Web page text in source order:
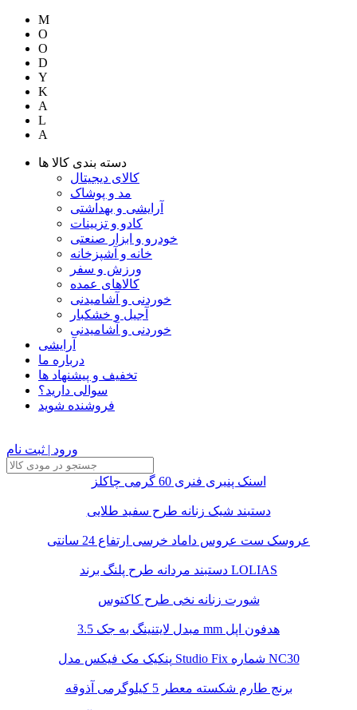
M
O
O
D
Y
K
A
L
A
دسته بندی کالا ها
کالای دیجیتال
مد و پوشاک
آرایشی و بهداشتی
کادو و تزیینات
خودرو و ابزار صنعتی
خانه و آشپزخانه
ورزش و سفر
کالاهای عمده
خوردنی و آشامیدنی
آجیل و خشکبار
خوردنی و آشامیدنی
آرایشی
درباره ما
تخفیف و پیشنهاد ها
سوالی دارید؟
فروشنده شوید
ورود | ثبت نام
اسنک پنیری فنری 60 گرمی چاکلز
دستبند شیک زنانه طرح سفید طلایی
عروسک ست عروس داماد خرسی ارتفاع 24 سانتی
دستبند مردانه طرح پلنگ برند LOLIAS
شورت زنانه نخی طرح کاکتوس
مبدل لایتنینگ به جک 3.5 mm هدفون اپل
پنکیک مک فیکس مدل Studio Fix شماره NC30
برنج طارم شکسته معطر 5 کیلوگرمی آذوقه